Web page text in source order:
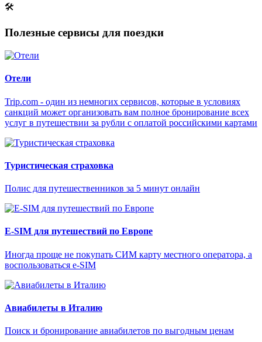
🛠
Полезные сервисы для поездки
Отели
Trip.com - один из немногих сервисов, которые в условиях
санкций может организовать вам полное бронирование всех
услуг в путешествии за рубли с оплатой российскими картами
Туристическая страховка
Полис для путешественников за 5 минут онлайн
E-SIM для путешествий по Европе
Иногда проще не покупать СИМ карту местного оператора, а
воспользоваться e-SIM
Авиабилеты в Италию
Поиск и бронирование авиабилетов по выгодным ценам